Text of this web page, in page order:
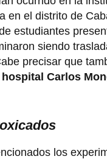
en el distrito de
estudiantes
siendo
precisar que
hospital Carlos
los